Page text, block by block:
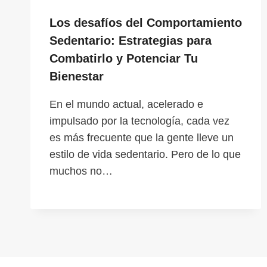
Los desafíos del Comportamiento
Sedentario: Estrategias para
Combatirlo y Potenciar Tu
Bienestar
En el mundo actual, acelerado e
impulsado por la tecnología, cada vez
es más frecuente que la gente lleve un
estilo de vida sedentario. Pero de lo que
muchos no…